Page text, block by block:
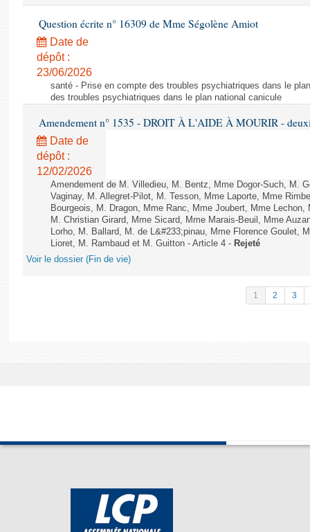
Question écrite n° 16309 de Mme Ségolène Amiot
Date de
dépôt :
23/06/2026
santé - Prise en compte des troubles psychiatriques dans le
des troubles psychiatriques dans le plan national canicule
Amendement n° 1535 - DROIT À L'AIDE À MOURIR -
Date de
dépôt :
12/02/2026
Amendement de M. Villedieu, M. Bentz, Mme Dogor-Such, M.
Vaginay, M. Allegret-Pilot, M. Tesson, Mme Laporte, Mme
Bourgeois, M. Dragon, Mme Ranc, Mme Joubert, Mme
M. Christian Girard, Mme Sicard, Mme Marais-Beuil, Mme
Lorho, M. Ballard, M. de L&#233;pinau, Mme Florence Goulet,
Lioret, M. Rambaud et M. Guitton - Article 4 - Rejeté
Voir le dossier (Fin de vie)
1 2 3